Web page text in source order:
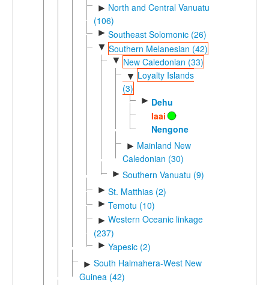
► North and Central Vanuatu
(106)
► Southeast Solomonic (26)
▼ Southern Melanesian (42)
▼ New Caledonian (33)
▼ Loyalty Islands
(3)
► Dehu
Iaai
Nengone
► Mainland New
Caledonian (30)
► Southern Vanuatu (9)
► St. Matthias (2)
► Temotu (10)
► Western Oceanic linkage
(237)
► Yapesic (2)
► South Halmahera-West New
Guinea (42)